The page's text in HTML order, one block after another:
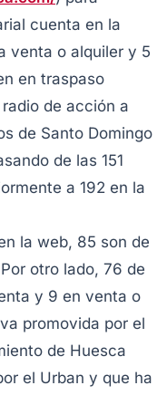
cuenta en la
venta o alquiler y 5
en traspaso
de acción a
de Santo Domingo
de las 151
a 192 en la
la web, 85 son de
otro lado, 76 de
y 9 en venta o
promovida por el
de Huesca
el Urban y que ha